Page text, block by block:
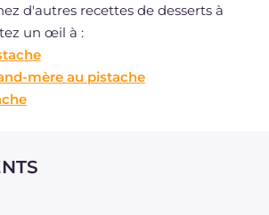
d'autres recettes de desserts à
un œil à :
mère au pistache